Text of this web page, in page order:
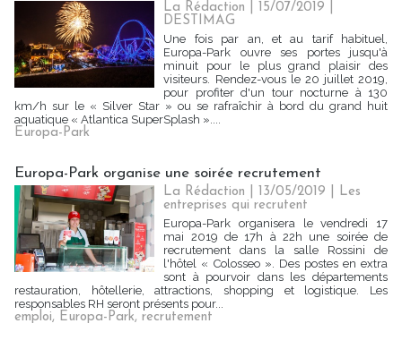
La Rédaction | 15/07/2019
DESTIMAG
Une fois par an, et au tarif habituel,
Europa-Park ouvre ses portes jusqu'à
minuit pour le plus grand plaisir des
visiteurs. Rendez-vous le 20 juillet 2019,
pour profiter d'un tour nocturne à 130
km/h sur le « Silver Star » ou se rafraîchir à bord du grand huit
aquatique « Atlantica SuperSplash »....
Europa-Park
Europa-Park organise une soirée recrutement
La Rédaction | 13/05/2019
Les
entreprises qui recrutent
Europa-Park organisera le vendredi 17
mai 2019 de 17h à 22h une soirée de
recrutement dans la salle Rossini de
l'hôtel « Colosseo ». Des postes en extra
sont à pourvoir dans les départements
restauration, hôtellerie, attractions, shopping et logistique. Les
responsables RH seront présents pour...
emploi, Europa-Park, recrutement